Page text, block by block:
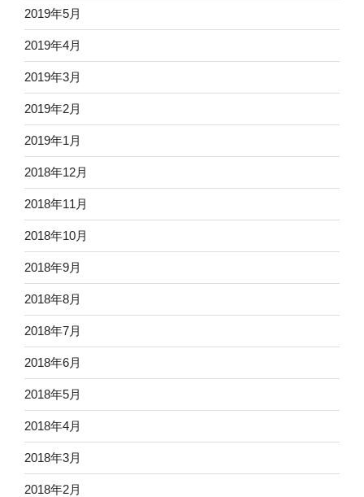
2019年5月
2019年4月
2019年3月
2019年2月
2019年1月
2018年12月
2018年11月
2018年10月
2018年9月
2018年8月
2018年7月
2018年6月
2018年5月
2018年4月
2018年3月
2018年2月